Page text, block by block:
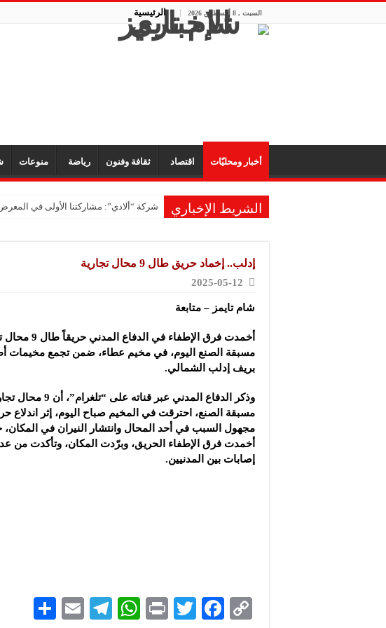
السبت , 8 أغسطس 2026 الرئيسية
أخبار ومحليّات اقتصاد ثقافة وفنون رياضة منوعات
الشريط الإخباري شركة “ألادي”: مشاركتنا الأولى في
إدلب.. إخماد حريق طال 9 محال تجارية
2025-05-12
شام تايمز – متابعة
أخمدت فرق الإطفاء في الدفاع
مسبقة الصنع
اليوم، في مخيم عطاء، ضمن تجمع ‏مخيمات
بريف إدلب الشمالي.
وذكر الدفاع المدني عبر قناته على “تلغرام”،
مسبقة الصنع، احترقت في المخيم صباح اليوم، إثر اندلاع
مجهول السبب في أحد المحال وانتشار النيران في
أخمدت فرق الإطفاء الحريق، وبرّدت المكان، وتأكدت من
إصابات بين المدنيين.
C
F
T
P
W
Te
E